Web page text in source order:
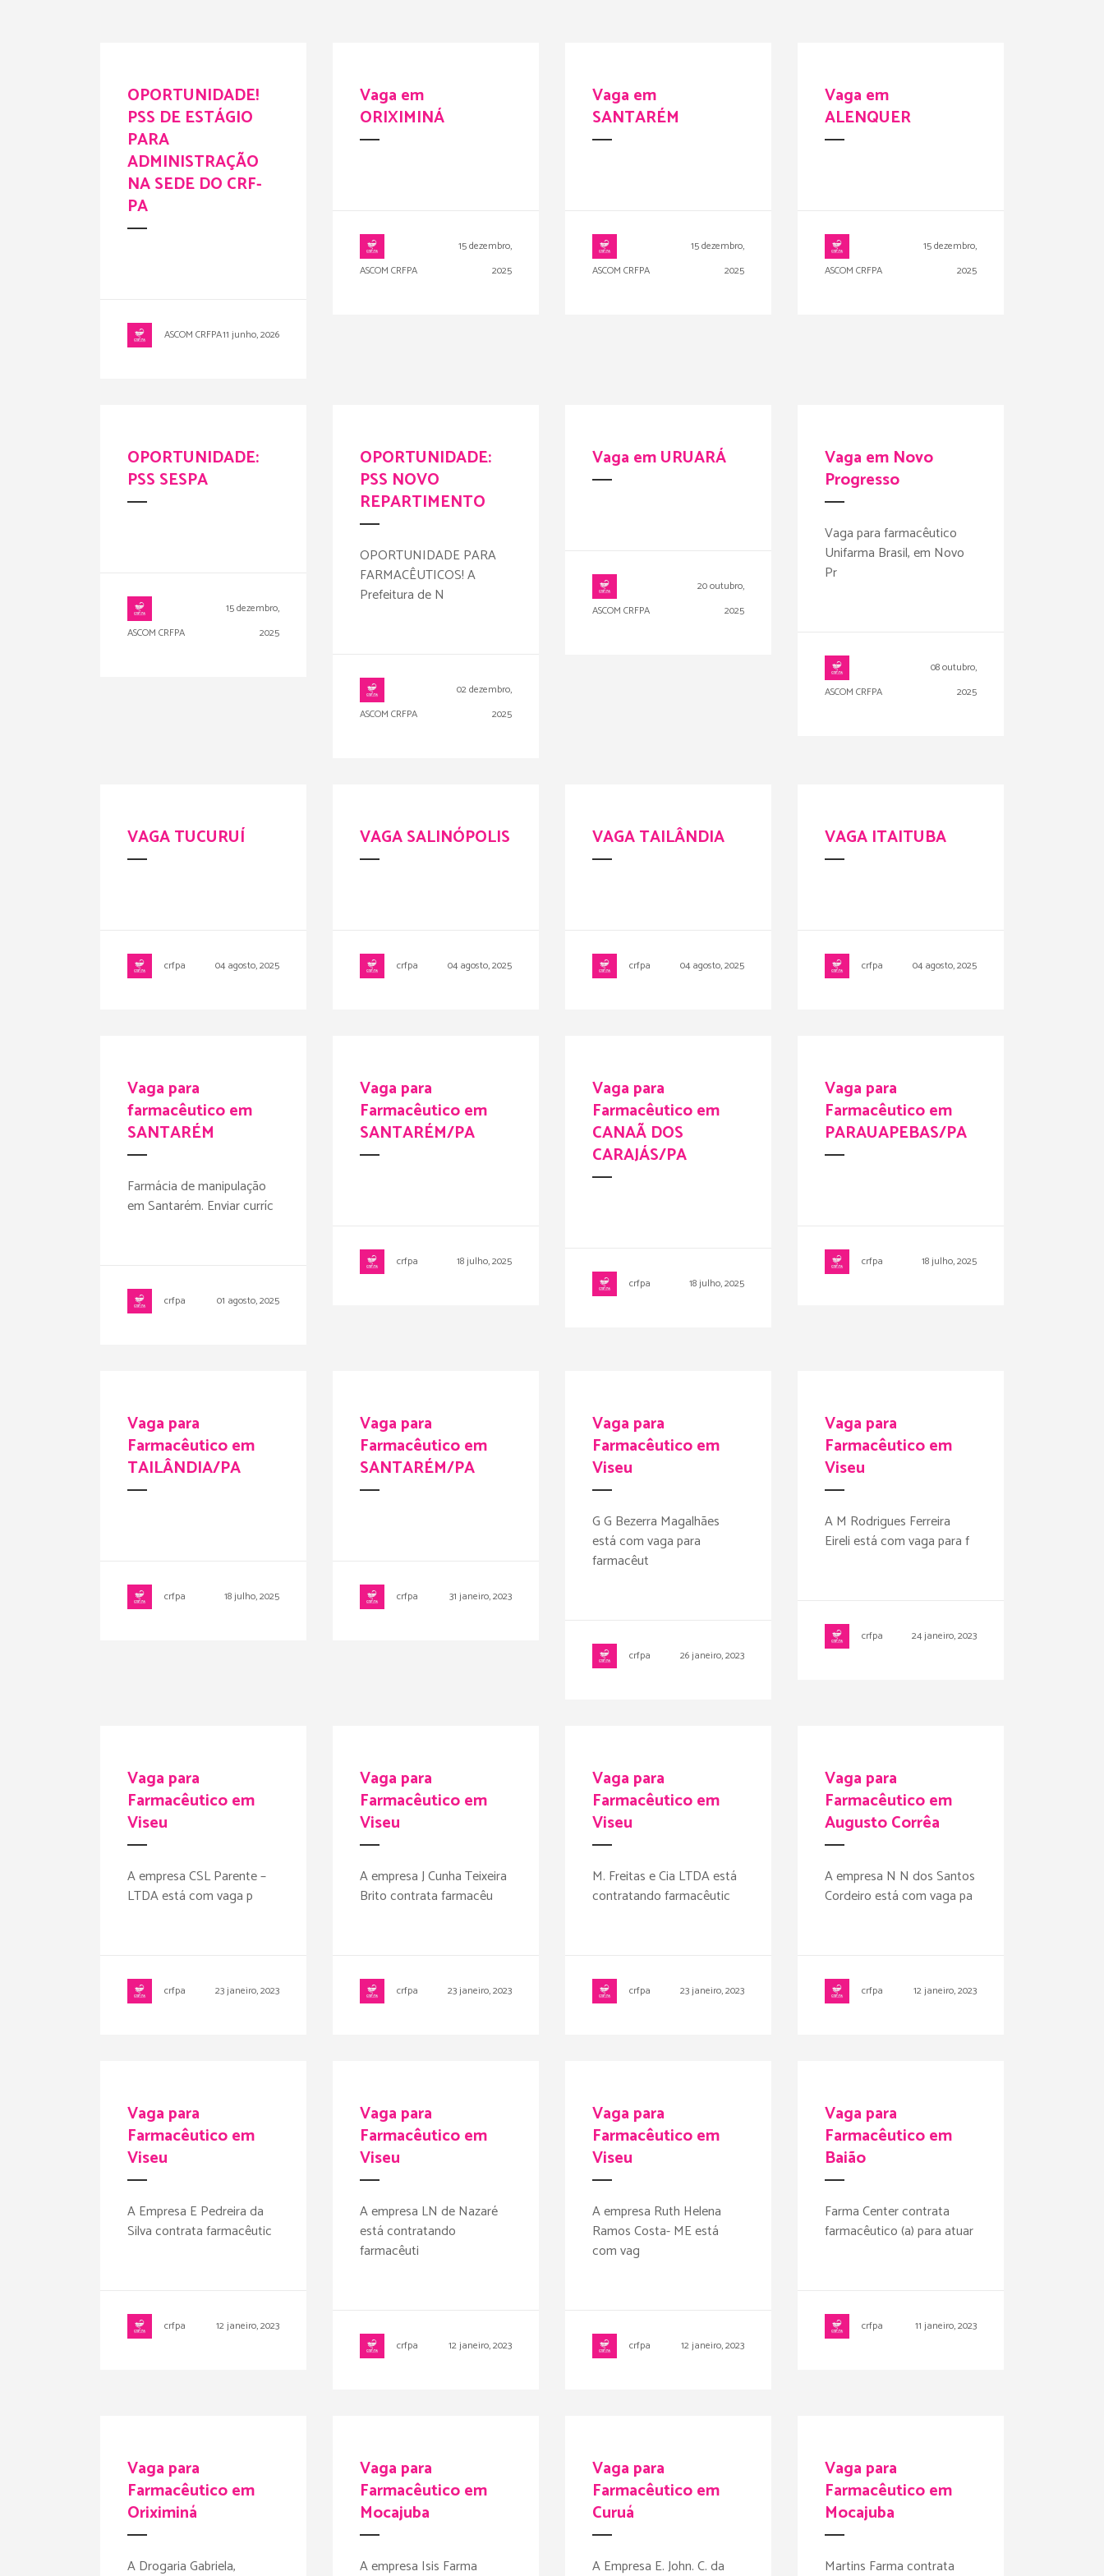
OPORTUNIDADE!
PSS DE ESTÁGIO
PARA
ADMINISTRAÇÃO
NA SEDE DO CRF-
PA
ASCOM CRFPA11 junho, 2026
Vaga em
ORIXIMINÁ
ASCOM CRFPA
15 dezembro,
2025
Vaga em
SANTARÉM
ASCOM CRFPA
15 dezembro,
2025
Vaga em
ALENQUER
ASCOM CRFPA
15 dezembro,
2025
OPORTUNIDADE:
PSS SESPA
ASCOM CRFPA
15 dezembro,
2025
OPORTUNIDADE:
PSS NOVO
REPARTIMENTO
OPORTUNIDADE PARA
FARMACÊUTICOS! A
Prefeitura de N
ASCOM CRFPA
02 dezembro,
2025
Vaga em URUARÁ
ASCOM CRFPA
20 outubro,
2025
Vaga em Novo
Progresso
Vaga para farmacêutico
Unifarma Brasil, em Novo
Pr
ASCOM CRFPA
08 outubro,
2025
VAGA TUCURUÍ
crfpa 04 agosto, 2025
VAGA SALINÓPOLIS
crfpa 04 agosto, 2025
VAGA TAILÂNDIA
crfpa 04 agosto, 2025
VAGA ITAITUBA
crfpa 04 agosto, 2025
Vaga para
farmacêutico em
SANTARÉM
Farmácia de manipulação
em Santarém. Enviar curríc
crfpa 01 agosto, 2025
Vaga para
Farmacêutico em
SANTARÉM/PA
crfpa 18 julho, 2025
Vaga para
Farmacêutico em
CANAÃ DOS
CARAJÁS/PA
crfpa 18 julho, 2025
Vaga para
Farmacêutico em
PARAUAPEBAS/PA
crfpa 18 julho, 2025
Vaga para
Farmacêutico em
TAILÂNDIA/PA
crfpa 18 julho, 2025
Vaga para
Farmacêutico em
SANTARÉM/PA
crfpa 31 janeiro, 2023
Vaga para
Farmacêutico em
Viseu
G G Bezerra Magalhães
está com vaga para
farmacêut
crfpa 26 janeiro, 2023
Vaga para
Farmacêutico em
Viseu
A M Rodrigues Ferreira
Eireli está com vaga para f
crfpa 24 janeiro, 2023
Vaga para
Farmacêutico em
Viseu
A empresa CSL Parente –
LTDA está com vaga p
crfpa 23 janeiro, 2023
Vaga para
Farmacêutico em
Viseu
A empresa J Cunha Teixeira
Brito contrata farmacêu
crfpa 23 janeiro, 2023
Vaga para
Farmacêutico em
Viseu
M. Freitas e Cia LTDA está
contratando farmacêutic
crfpa 23 janeiro, 2023
Vaga para
Farmacêutico em
Augusto Corrêa
A empresa N N dos Santos
Cordeiro está com vaga pa
crfpa 12 janeiro, 2023
Vaga para
Farmacêutico em
Viseu
A Empresa E Pedreira da
Silva contrata farmacêutic
crfpa 12 janeiro, 2023
Vaga para
Farmacêutico em
Viseu
A empresa LN de Nazaré
está contratando
farmacêuti
crfpa 12 janeiro, 2023
Vaga para
Farmacêutico em
Viseu
A empresa Ruth Helena
Ramos Costa- ME está
com vag
crfpa 12 janeiro, 2023
Vaga para
Farmacêutico em
Baião
Farma Center contrata
farmacêutico (a) para atuar
crfpa 11 janeiro, 2023
Vaga para
Farmacêutico em
Oriximiná
A Drogaria Gabriela,
Vaga para
Farmacêutico em
Mocajuba
A empresa Isis Farma
Vaga para
Farmacêutico em
Curuá
A Empresa E. John. C. da
Vaga para
Farmacêutico em
Mocajuba
Martins Farma contrata